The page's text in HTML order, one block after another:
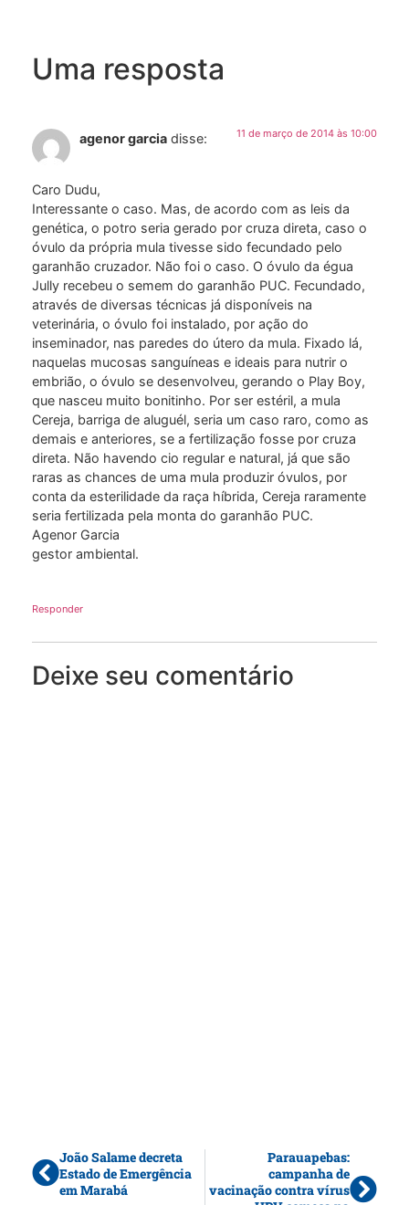
Uma resposta
agenor garcia disse: 11 de março de 2014 às 10:00
Caro Dudu,
Interessante o caso. Mas, de acordo com as leis da
genética, o potro seria gerado por cruza direta, caso o
óvulo da própria mula tivesse sido fecundado pelo
garanhão cruzador. Não foi o caso. O óvulo da égua
Jully recebeu o semem do garanhão PUC. Fecundado,
através de diversas técnicas já disponíveis na
veterinária, o óvulo foi instalado, por ação do
inseminador, nas paredes do útero da mula. Fixado lá,
naquelas mucosas sanguíneas e ideais para nutrir o
embrião, o óvulo se desenvolveu, gerando o Play Boy,
que nasceu muito bonitinho. Por ser estéril, a mula
Cereja, barriga de aluguél, seria um caso raro, como as
demais e anteriores, se a fertilização fosse por cruza
direta. Não havendo cio regular e natural, já que são
raras as chances de uma mula produzir óvulos, por
conta da esterilidade da raça híbrida, Cereja raramente
seria fertilizada pela monta do garanhão PUC.
Agenor Garcia
gestor ambiental.
Responder
Deixe seu comentário
João Salame decreta
Estado de Emergência
em Marabá
Parauapebas:
campanha de
vacinação contra vírus